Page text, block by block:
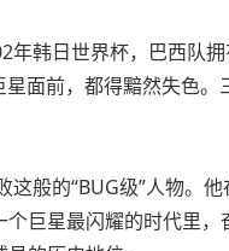
韩日世界杯，巴西队
面前，都得黯然失色。
般的“BUG级”人物。
巨星最闪耀的时代里，